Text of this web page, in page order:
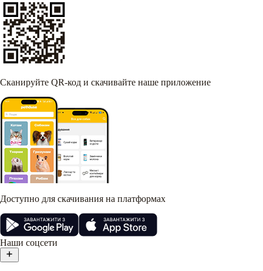
Сканируйте QR-код и скачивайте наше приложение
Доступно для скачивания на платформах
Наши соцсети